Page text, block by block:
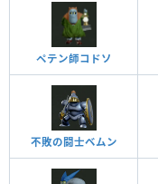
ペテン師コドソ
不敗の闘士ベムン